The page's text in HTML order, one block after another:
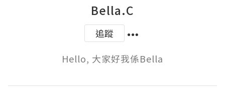
Bella.C
追蹤